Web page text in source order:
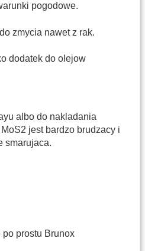
pogodowe.
zmycia nawet z rak.
dodatek do olejow
albo do nakladania
jest bardzo brudzacy i
smarujaca.
prostu Brunox